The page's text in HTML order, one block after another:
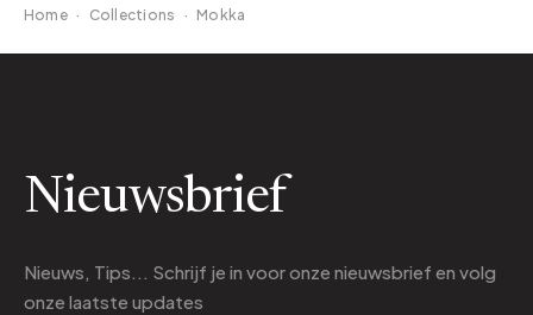
Home · Collections · Mokka
Nieuwsbrief
Nieuws, Tips... Schrijf je in voor onze nieuwsbrief en volg
onze laatste updates